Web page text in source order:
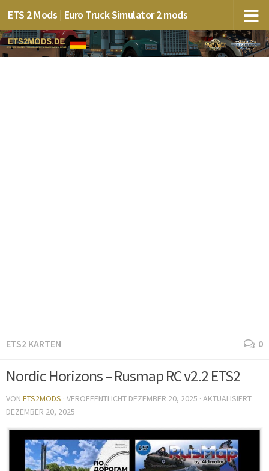
ETS 2 Mods | Euro Truck Simulator 2 mods
ETS2 KARTEN 0
Nordic Horizons – Rusmap RC v2.2 ETS2
VON ETS2MODS · VERÖFFENTLICHT DEZEMBER 20, 2025 · AKTUALISIERT
DEZEMBER 20, 2025